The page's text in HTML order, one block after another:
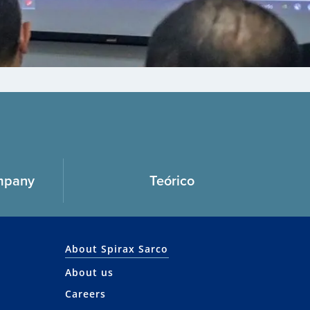
Teórico
About Spirax Sarco
About us
Careers